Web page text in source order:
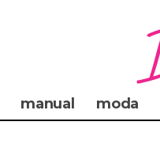
manual moda